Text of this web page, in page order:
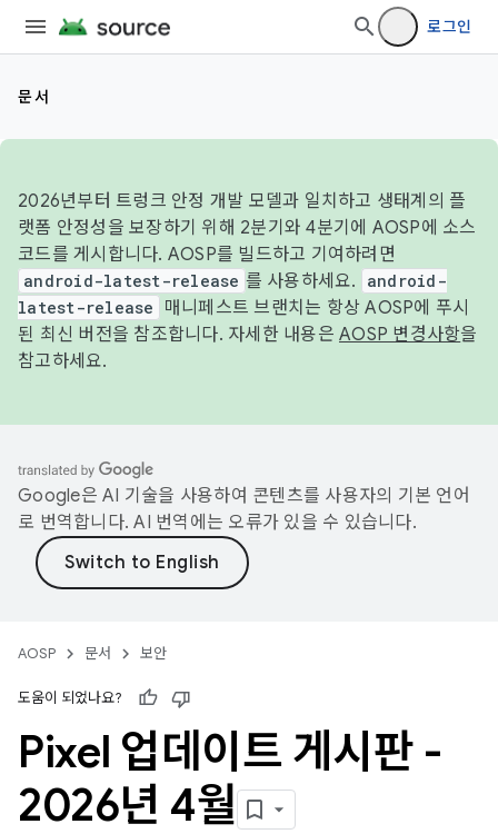
로그인
문서
2026년부터 트렁크 안정 개발 모델과 일치하고 생태계의 플
랫폼 안정성을 보장하기 위해 2분기와 4분기에 AOSP에 소스
코드를 게시합니다. AOSP를 빌드하고 기여하려면
android-latest-release 를 사용하세요.
android-
latest-release
매니페스트 브랜치는 항상 AOSP에 푸시
된 최신 버전을 참조합니다. 자세한 내용은 AOSP 변경사항을
참고하세요.
Google은 AI 기술을 사용하여 콘텐츠를 사용자의 기본 언어
로 번역합니다. AI 번역에는 오류가 있을 수 있습니다.
AOSP 문서 보안
도움이 되었나요?
Pixel 업데이트 게시판 -
2026년 4월